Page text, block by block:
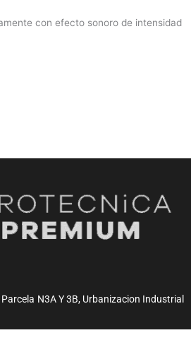
con efecto sonoro de intensidad
N3A Y 3B, Urbanizacion Industrial